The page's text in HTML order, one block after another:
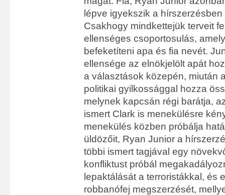
lépve igyekszik a
Csakhogy mindkettejük terveit
ellenséges csoportosulás,
befeketíteni apa és fia nevét.
ellensége az elnökjelölt apát
a választások közepén, miután
politikai gyilkossággal hozza
melynek kapcsán régi barátja,
ismert Clark is menekülésre
menekülés közben próbálja
üldözőit, Ryan Junior a
többi ismert tagjával egy
konfliktust próbál
lepaktálását a terroristákkal, és
robbanófej megszerzését,